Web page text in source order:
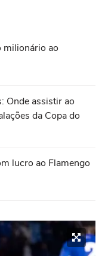
milionário ao
Onde assistir ao
da Copa do
lucro ao Flamengo